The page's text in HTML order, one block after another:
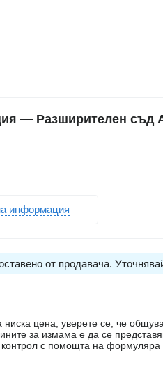
— Разширителен съд
информация
от продавача.
ниска цена, уверете се, че
за измама е да се
с помощта на формуляра